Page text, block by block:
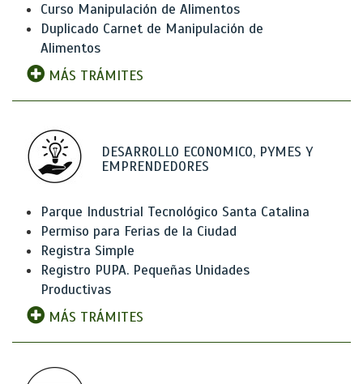
Curso Manipulación de Alimentos
Duplicado Carnet de Manipulación de
Alimentos
MÁS TRÁMITES
DESARROLLO ECONOMICO, PYMES Y
EMPRENDEDORES
Parque Industrial Tecnológico Santa Catalina
Permiso para Ferias de la Ciudad
Registra Simple
Registro PUPA. Pequeñas Unidades
Productivas
MÁS TRÁMITES